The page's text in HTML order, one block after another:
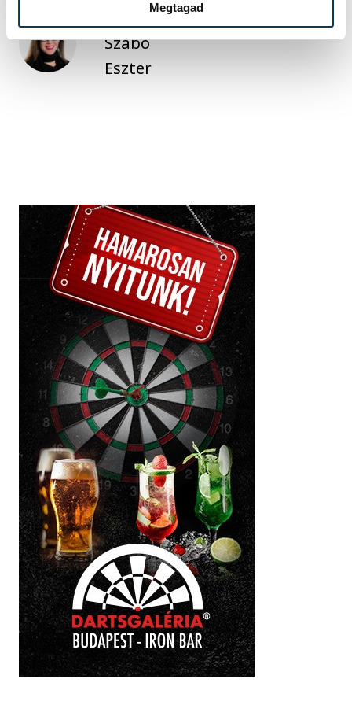
Megtagad
Szabó
Eszter